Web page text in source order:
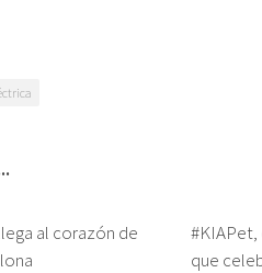
al corazón de
#KIAPet,
que